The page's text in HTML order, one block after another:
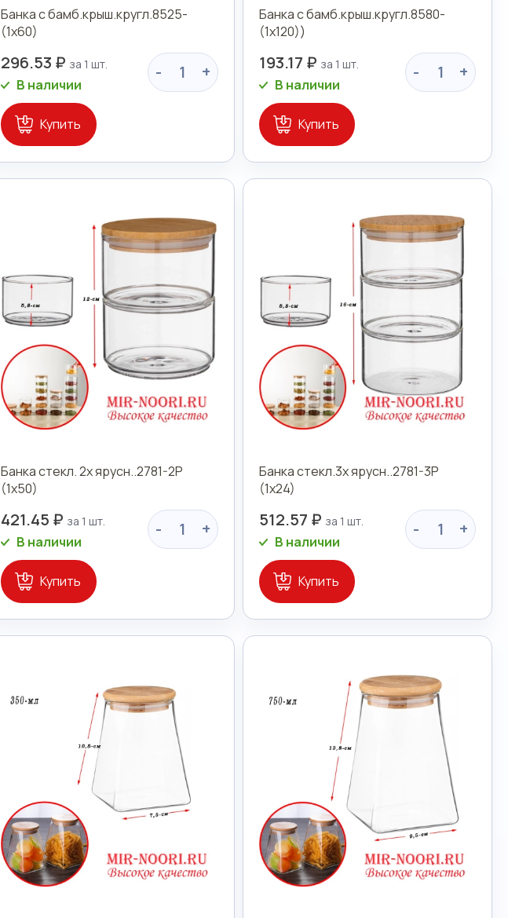
Банка с бамб.крыш.кругл.8525-
(1х60)
296.53 ₽ - +
В наличии
Купить
Банка с бамб.крыш.кругл.8580-
(1х120))
193.17 ₽ - +
В наличии
Купить
Банка стекл. 2х ярусн..2781-2Р
(1х50)
421.45 ₽ - +
В наличии
Купить
Банка стекл.3х ярусн..2781-3Р
(1х24)
512.57 ₽ - +
В наличии
Купить